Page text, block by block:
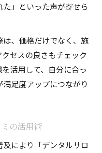
た」といった声が寄せら
、価格だけでなく、施
セスの良さもチェック
活用して、自分に合っ
足度アップにつながり
の活用術
により「デンタルサロ